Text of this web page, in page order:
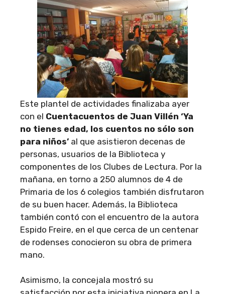
Este plantel de actividades finalizaba ayer
con el Cuentacuentos de Juan Villén ‘Ya
no tienes edad, los cuentos no sólo son
para niños’ al que asistieron decenas de
personas, usuarios de la Biblioteca y
componentes de los Clubes de Lectura. Por la
mañana, en torno a 250 alumnos de 4 de
Primaria de los 6 colegios también disfrutaron
de su buen hacer. Además, la Biblioteca
también contó con el encuentro de la autora
Espido Freire, en el que cerca de un centenar
de rodenses conocieron su obra de primera
mano.
Asimismo, la concejala mostró su